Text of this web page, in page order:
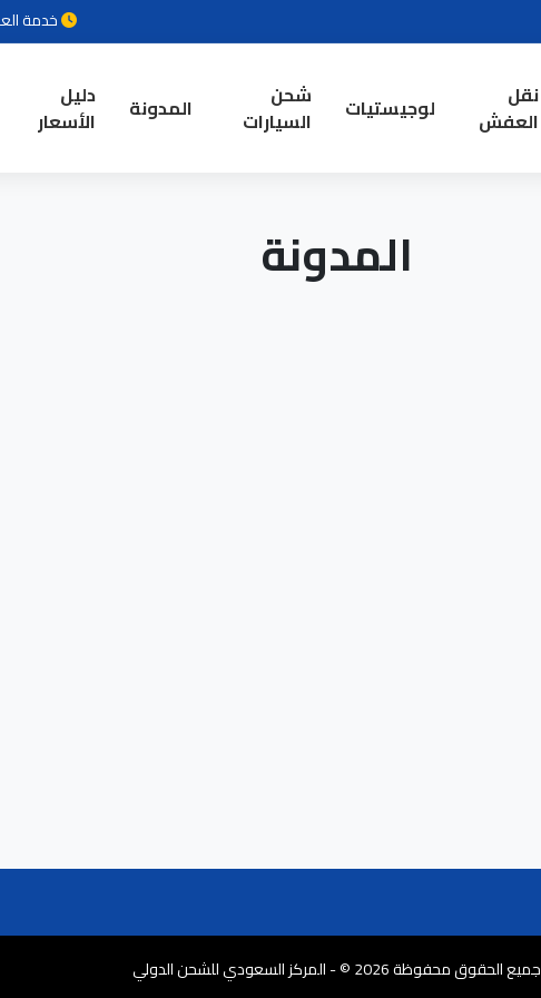
خدمة
نقل
العفش
لوجيستيات
شحن
السيارات
المدونة
دليل
الأسعار
المدونة
جميع الحقوق محفوظة 2026 © - المركز السعودي للشحن الدولي